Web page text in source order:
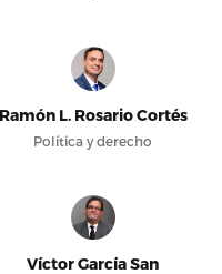
Ramón L. Rosario Cortés
Política y derecho
Víctor García San